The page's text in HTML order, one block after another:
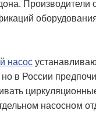
Производители
насос
в России
насосном